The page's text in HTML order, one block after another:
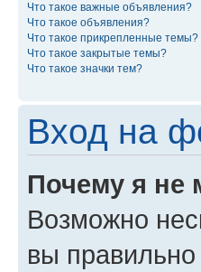
Что такое важные объявления?
Что такое объявления?
Что такое прикрепленные темы?
Что такое закрытые темы?
Что такое значки тем?
Вход на
Почему я не
Возможно
вы